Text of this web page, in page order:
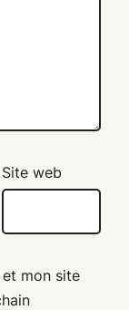
Site web
mon site